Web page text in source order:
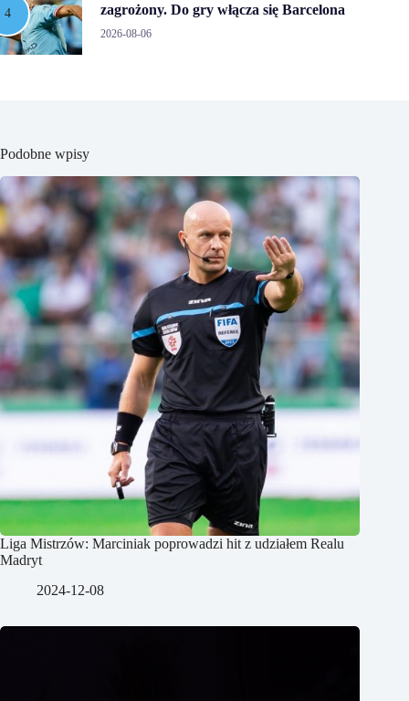
zagrożony. Do gry włącza się Barcelona
2026-08-06
Podobne wpisy
Liga Mistrzów: Marciniak poprowadzi hit z udziałem Realu
Madryt
2024-12-08